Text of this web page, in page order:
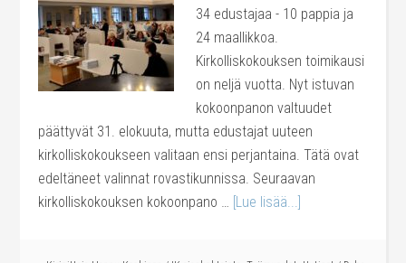
34 edustajaa - 10 pappia ja
24 maallikkoa.
Kirkolliskokouksen toimikausi
on neljä vuotta. Nyt istuvan
kokoonpanon valtuudet
päättyvät 31. elokuuta, mutta edustajat uuteen
kirkolliskokoukseen valitaan ensi perjantaina. Tätä ovat
edeltäneet valinnat rovastikunnissa. Seuraavan
kirkolliskokouksen kokoonpano … [Lue lisää...]